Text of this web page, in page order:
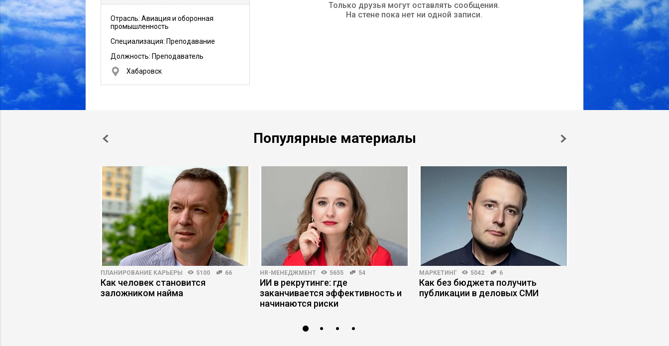
Отрасль: Авиация и оборонная
промышленность
Специализация: Преподавание
Должность: Преподаватель
Хабаровск
Только друзья могут оставлять сообщения.
На стене пока нет ни одной записи.
Популярные материалы
ПЛАНИРОВАНИЕ КАРЬЕРЫ 5100 66
Как человек становится
заложником найма
HR-МЕНЕДЖМЕНТ 5655 54
ИИ в рекрутинге: где
заканчивается эффективность и
начинаются риски
МАРКЕТИНГ 5042 6
Как без бюджета получить
публикации в деловых СМИ